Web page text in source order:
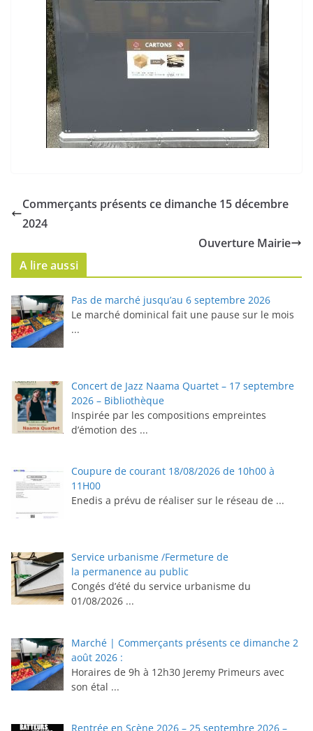
Commerçants présents ce dimanche 15 décembre
2024
Ouverture Mairie
A lire aussi
Pas de marché jusqu’au 6 septembre 2026
Le marché dominical fait une pause sur le mois
...
Concert de Jazz Naama Quartet – 17 septembre
2026 – Bibliothèque
Inspirée par les compositions empreintes
d’émotion des ...
Coupure de courant 18/08/2026 de 10h00 à
11H00
Enedis a prévu de réaliser sur le réseau de ...
Service urbanisme /Fermeture de
la permanence au public
Congés d’été du service urbanisme du
01/08/2026 ...
Marché | Commerçants présents ce dimanche 2
août 2026 :
Horaires de 9h à 12h30 ⁠Jeremy Primeurs avec
son étal ...
Rentrée en Scène 2026 – 25 septembre 2026 –